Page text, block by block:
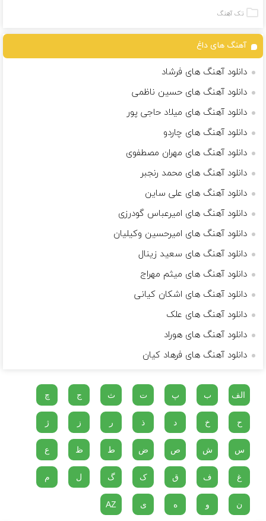
تک آهنگ
آهنگ های داغ
دانلود آهنگ های فرشاد
دانلود آهنگ های حسین ناظمی
دانلود آهنگ های میلاد حاجی پور
دانلود آهنگ های چاردو
دانلود آهنگ های مهران مصطفوی
دانلود آهنگ های محمد رنجبر
دانلود آهنگ های علی ساین
دانلود آهنگ های امیرعباس گودرزی
دانلود آهنگ های امیرحسین وکیلیان
دانلود آهنگ های سعید زینال
دانلود آهنگ های میثم مهراج
دانلود آهنگ های اشکان کیانی
دانلود آهنگ های علک
دانلود آهنگ های هوراد
دانلود آهنگ های فرهاد کیان
الف ب پ ت ث ج چ
ح خ د ذ ر ز ژ
س ش ص ض ط ظ ع
غ ف ق ک گ ل م
ن و ه ی AZ